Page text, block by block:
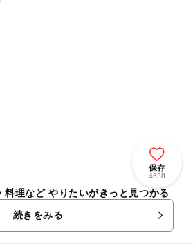
保存
4638
料理など やりたいがきっと見つかる
続きをみる